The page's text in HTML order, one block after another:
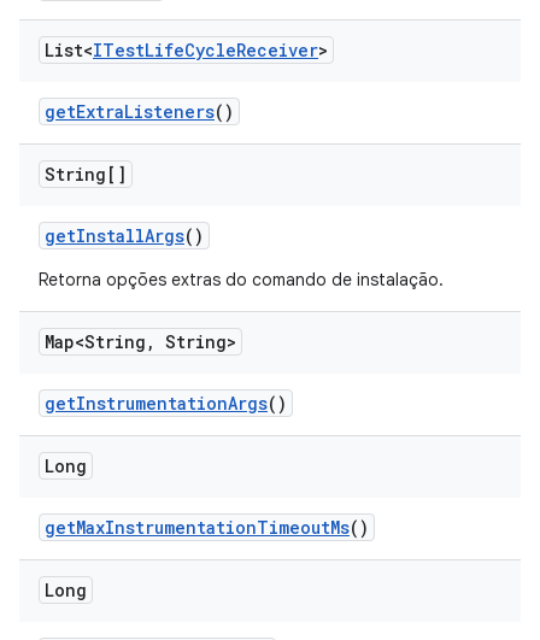
List<ITestLifeCycleReceiver>
getExtraListeners()
String[]
getInstallArgs()
Retorna opções extras do comando de instalação.
Map<String , String>
getInstrumentationArgs()
Long
getMaxInstrumentationTimeoutMs()
Long